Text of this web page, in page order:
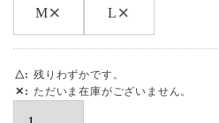
M× L ×
△
残りわずかです。
✕
ただいま在庫がございません。